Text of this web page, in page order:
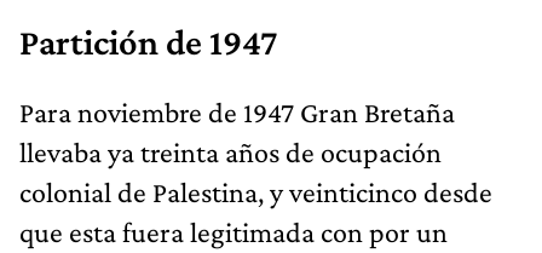
Partición de 1947
Para noviembre de 1947 Gran Bretaña
llevaba ya treinta años de ocupación
colonial de Palestina, y veinticinco desde
que esta fuera legitimada con por un